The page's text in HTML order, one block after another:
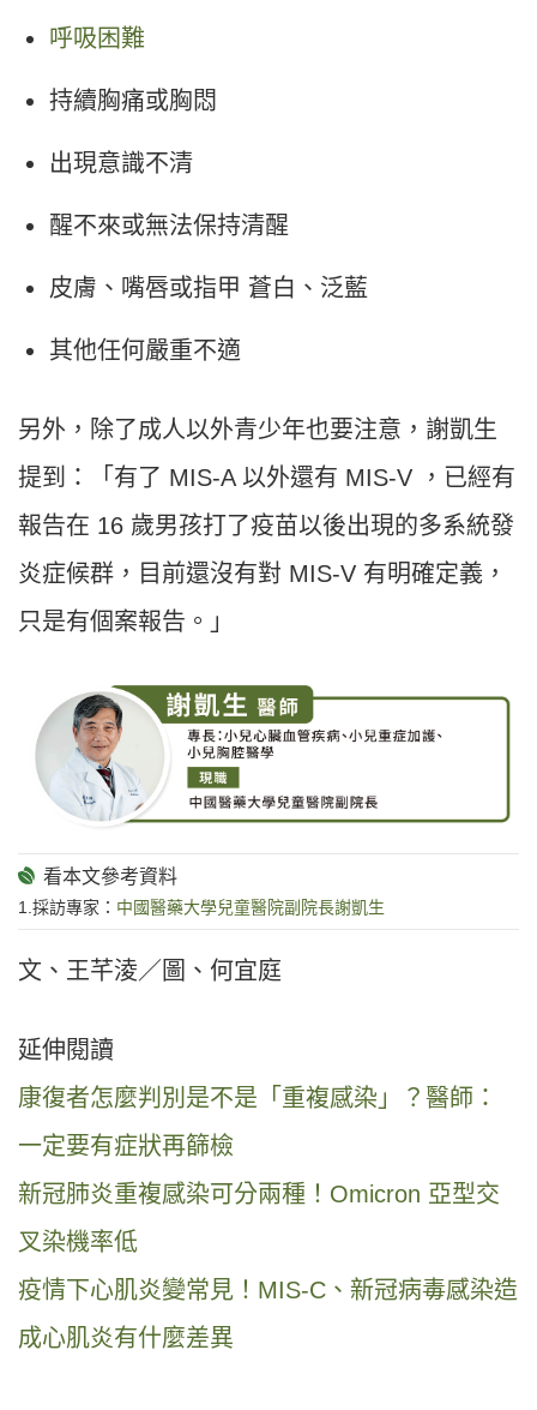
呼吸困難
持續胸痛或胸悶
出現意識不清
醒不來或無法保持清醒
皮膚、嘴唇或指甲 蒼白、泛藍
其他任何嚴重不適
另外，除了成人以外青少年也要注意，謝凱生
提到：「有了 MIS-A 以外還有 MIS-V ，已經有
報告在 16 歲男孩打了疫苗以後出現的多系統發
炎症候群，目前還沒有對 MIS-V 有明確定義，
只是有個案報告。」
1.採訪專家： 中國醫藥大學兒童醫院副院長謝凱生
文、王芊淩／圖、何宜庭
延伸閱讀
康復者怎麼判別是不是「重複感染」？醫師：
一定要有症狀再篩檢
新冠肺炎重複感染可分兩種！Omicron 亞型交
叉染機率低
疫情下心肌炎變常見！MIS-C、新冠病毒感染造
成心肌炎有什麼差異